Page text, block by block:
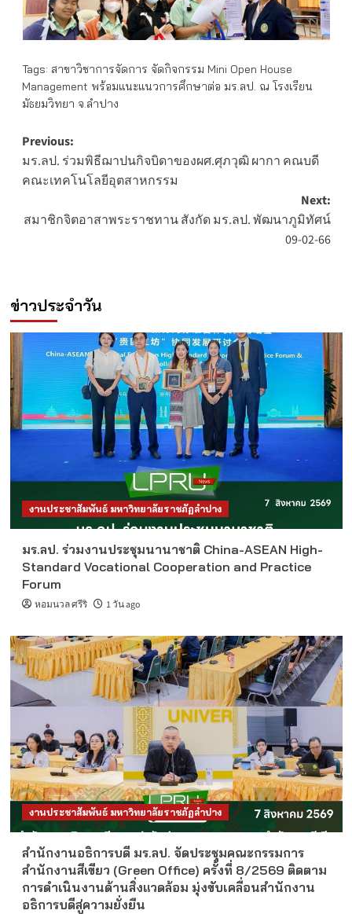
Tags: สาขาวิชาการจัดการ จัดกิจกรรม Mini Open House
Management พร้อมแนะแนวการศึกษาต่อ มร.ลป. ณ โรงเรียน
มัธยมวิทยา จ.ลำปาง
Post
navigation
Previous:
มร.ลป. ร่วมพิธีฌาปนกิจบิดาของผศ.ศุภวุฒิ ผากา คณบดี
คณะเทคโนโลยีอุตสาหกรรม
Next:
สมาชิกจิตอาสาพระราชทาน สังกัด มร.ลป. พัฒนาภูมิทัศน์
09-02-66
ข่าวประจำวัน
งานประชาสัมพันธ์ มหาวิทยาลัยราชภัฏลำปาง
มร.ลป. ร่วมงานประชุมนานาชาติ China-ASEAN High-
Standard Vocational Cooperation and Practice
Forum
หอมนวล ศรีริ 1 วัน ago
งานประชาสัมพันธ์ มหาวิทยาลัยราชภัฏลำปาง
สำนักงานอธิการบดี มร.ลป. จัดประชุมคณะกรรมการ
สำนักงานสีเขียว (Green Office) ครั้งที่ 8/2569 ติดตาม
การดำเนินงานด้านสิ่งแวดล้อม มุ่งขับเคลื่อนสำนักงาน
อธิการบดีสู่ความยั่งยืน